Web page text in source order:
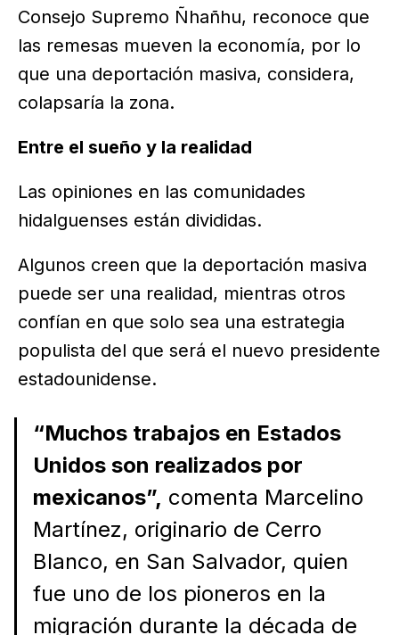
Consejo Supremo Ñhañhu, reconoce que
las remesas mueven la economía, por lo
que una deportación masiva, considera,
colapsaría la zona.
Entre el sueño y la realidad
Las opiniones en las comunidades
hidalguenses están divididas.
Algunos creen que la deportación masiva
puede ser una realidad, mientras otros
confían en que solo sea una estrategia
populista del que será el nuevo presidente
estadounidense.
“Muchos trabajos en Estados
Unidos son realizados por
mexicanos”, comenta Marcelino
Martínez, originario de Cerro
Blanco, en San Salvador, quien
fue uno de los pioneros en la
migración durante la década de